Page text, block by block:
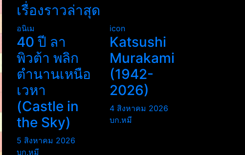
เรื่องราวล่าสุด
อนิเม
40 ปี ลา
พิวต้า พลิก
ตำนานเหนือ
เวหา
(Castle in
the Sky)
5 สิงหาคม 2026
บก.หมี
icon
Katsushi
Murakami
(1942-
2026)
4 สิงหาคม 2026
บก.หมี